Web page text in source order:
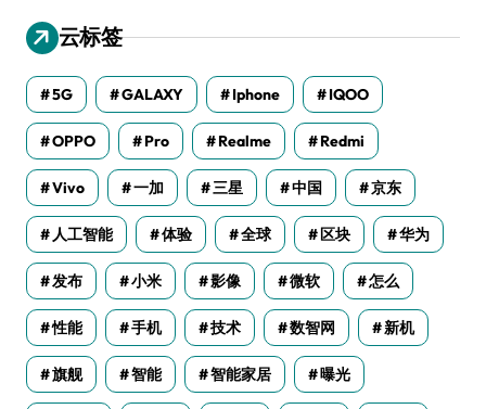
云标签
5G GALAXY Iphone IQOO
OPPO Pro Realme Redmi
Vivo 一加 三星 中国 京东
人工智能 体验 全球 区块 华为
发布 小米 影像 微软 怎么
性能 手机 技术 数智网 新机
旗舰 智能 智能家居 曝光